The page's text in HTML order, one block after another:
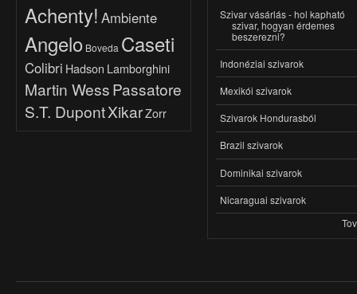
Achenty! Ambiente
Angelo Boveda Caseti
Colibri Hadson Lamborghini
Martin WessPassatore
S.T. DupontXikarZorr
Szivar vásárlás - hol kapható
szivar, hogyan érdemes
beszerezni?
Indonéziai szivarok
Mexikói szivarok
Szivarok Hondurasból
Brazil szivarok
Dominikai szivarok
Nicaraguai szivarok